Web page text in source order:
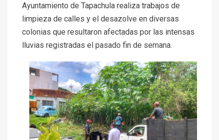
Ayuntamiento de Tapachula realiza trabajos de
limpieza de calles y el desazolve en diversas
colonias que resultaron afectadas por las intensas
lluvias registradas el pasado fin de semana.